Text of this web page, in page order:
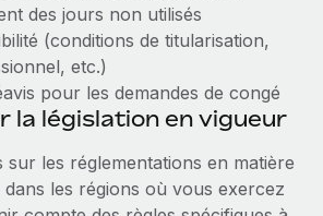
des jours non utilisés
(conditions de titularisation,
etc.)
pour les demandes de congé
la législation en vigueur
sur les réglementations en matière
les régions où vous exercez